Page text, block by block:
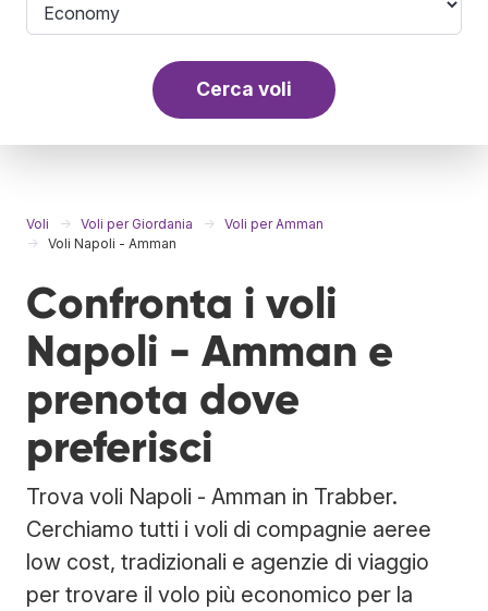
Cerca voli
Voli Voli per Giordania
Voli per Amman
Voli Napoli - Amman
Confronta i voli
Napoli - Amman e
prenota dove
preferisci
Trova voli Napoli - Amman in Trabber.
Cerchiamo tutti i voli di compagnie aeree
low cost, tradizionali e agenzie di viaggio
per trovare il volo più economico per la